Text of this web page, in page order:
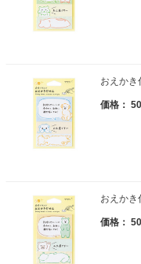
おえか
価格：
おえか
価格：